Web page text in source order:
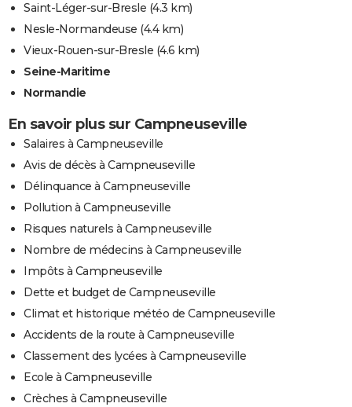
Saint-Léger-sur-Bresle (4.3 km)
Nesle-Normandeuse (4.4 km)
Vieux-Rouen-sur-Bresle (4.6 km)
Seine-Maritime
Normandie
En savoir plus sur Campneuseville
Salaires à Campneuseville
Avis de décès à Campneuseville
Délinquance à Campneuseville
Pollution à Campneuseville
Risques naturels à Campneuseville
Nombre de médecins à Campneuseville
Impôts à Campneuseville
Dette et budget de Campneuseville
Climat et historique météo de Campneuseville
Accidents de la route à Campneuseville
Classement des lycées à Campneuseville
Ecole à Campneuseville
Crèches à Campneuseville